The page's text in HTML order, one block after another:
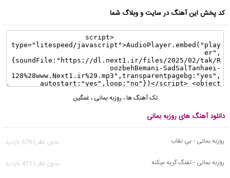
کد پخش این آهنگ در سایت و وبلاگ شما
تک آهنگ ها، روزبه بمانی ،غمگین
دانلود آهنگ های روزبه بمانی
روزبه بمانی - بی نقاب
بدون نظر | 676 بازدید
روزبه بمانی - تفنگ گریه میکنه
بدون نظر | 471 بازدید